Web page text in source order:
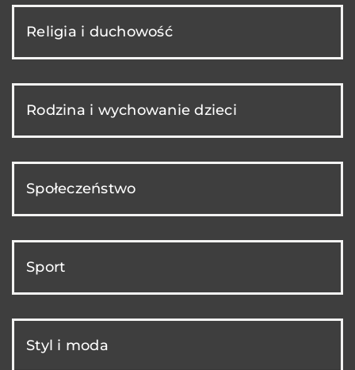
Religia i duchowość
Rodzina i wychowanie dzieci
Społeczeństwo
Sport
Styl i moda